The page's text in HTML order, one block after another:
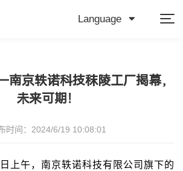
Language
京轶诺科技秣陵工厂揭幕，
未来可期！
时间：2024/6/19 10:08:01
上午，南京轶诺科技有限公司旗下的